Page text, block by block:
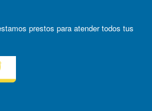
prestos para atender todos tus